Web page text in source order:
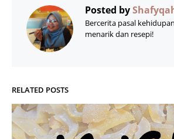
Posted by
Bercerita pasal
menarik dan resepi!
RELATED POSTS